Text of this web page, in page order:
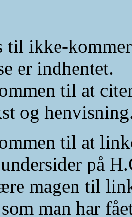
til ikke-
er indhentet.
til at
og
til at
på
magen til
man har